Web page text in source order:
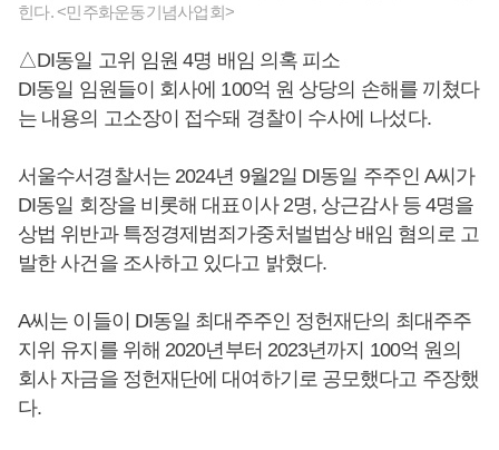
힌다. <민주화운동기념사업회>
△DI동일 고위 임원 4명 배임 의혹 피소
DI동일 임원들이 회사에 100억 원 상당의 손해를 끼쳤다
는 내용의 고소장이 접수돼 경찰이 수사에 나섰다.
서울수서경찰서는 2024년 9월2일 DI동일 주주인 A씨가
DI동일 회장을 비롯해 대표이사 2명, 상근감사 등 4명을
상법 위반과 특정경제범죄가중처벌법상 배임 혐의로 고
발한 사건을 조사하고 있다고 밝혔다.
A씨는 이들이 DI동일 최대주주인 정헌재단의 최대주주
지위 유지를 위해 2020년부터 2023년까지 100억 원의
회사 자금을 정헌재단에 대여하기로 공모했다고 주장했
다.